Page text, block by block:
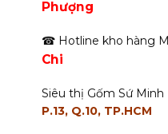
Phượng
☎ Hotline kho hàng
Chi
Siêu thị Gốm Sứ Minh
P.13, Q.10, TP.HCM